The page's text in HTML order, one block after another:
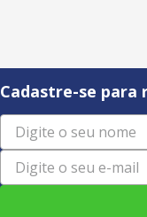
Cadastre-se para